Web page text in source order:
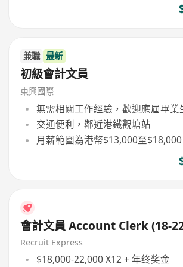
兼職 最新
初級會計文員
東興國際
無需相關工作經驗，歡迎應屆畢業
交通便利，鄰近港鐵觀塘站
月薪範圍為港幣$13,000至$18,000
會計文員 Account Clerk (18-
Recruit Express
$18,000-22,000 X12 + 年终奖金